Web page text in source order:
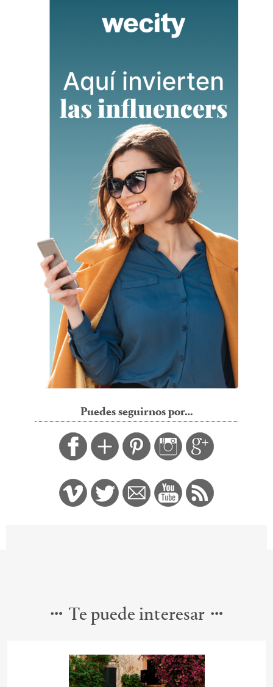
Puedes seguirnos por…
Te puede interesar